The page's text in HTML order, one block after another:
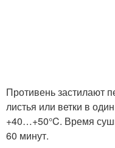
Противень застилают
листья или ветки в
+40…+50°C. Время
60 минут.